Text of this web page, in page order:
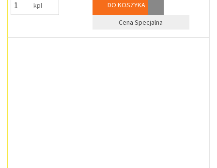
kpl
DO KOSZYKA
Cena Specjalna